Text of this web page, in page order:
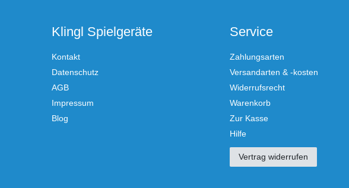
Klingl Spielgeräte
Kontakt
Datenschutz
AGB
Impressum
Blog
Service
Zahlungsarten
Versandarten & -kosten
Widerrufsrecht
Warenkorb
Zur Kasse
Hilfe
Vertrag widerrufen